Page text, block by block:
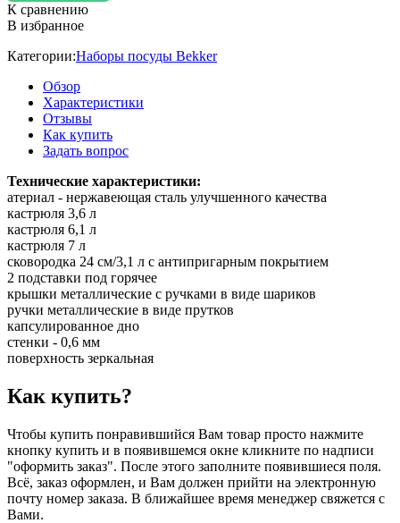
К сравнению
В избранное
Категории:Наборы посуды Bekker
Обзор
Характеристики
Отзывы
Как купить
Задать вопрос
Технические характеристики:
атериал - нержавеющая сталь улучшенного качества
кастрюля 3,6 л
кастрюля 6,1 л
кастрюля 7 л
сковородка 24 см/3,1 л с антипригарным покрытием
2 подставки под горячее
крышки металлические с ручками в виде шариков
ручки металлические в виде прутков
капсулированное дно
стенки - 0,6 мм
поверхность зеркальная
Как купить?
Чтобы купить понравившийся Вам товар просто нажмите
кнопку купить и в появившемся окне кликните по надписи
"оформить заказ". После этого заполните появившиеся поля.
Всё, заказ оформлен, и Вам должен прийти на электронную
почту номер заказа. В ближайшее время менеджер свяжется с
Вами.